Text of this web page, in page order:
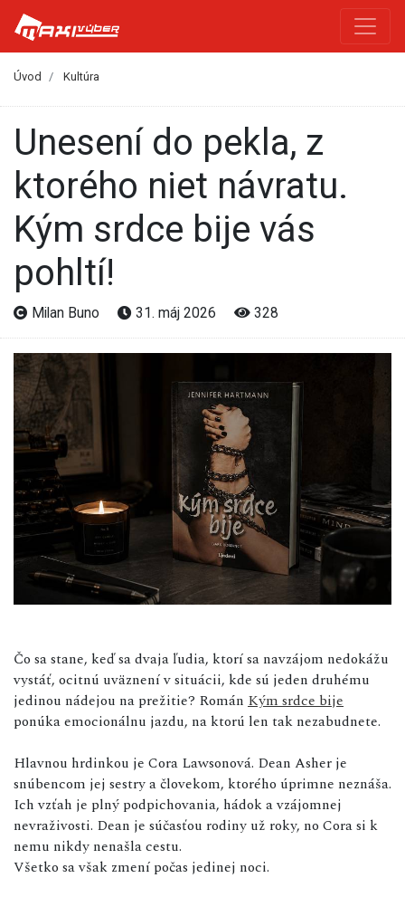
Úvod Kultúra
Unesení do pekla, z
ktorého niet návratu.
Kým srdce bije vás
pohltí!
Milan Buno 31. máj 2026 328
Čo sa stane, keď sa dvaja ľudia, ktorí sa navzájom nedokážu
vystáť, ocitnú uväznení v situácii, kde sú jeden druhému
jedinou nádejou na prežitie? Román Kým srdce bije
ponúka emocionálnu jazdu, na ktorú len tak nezabudnete.
Hlavnou hrdinkou je Cora Lawsonová. Dean Asher je
snúbencom jej sestry a človekom, ktorého úprimne neznáša.
Ich vzťah je plný podpichovania, hádok a vzájomnej
nevraživosti. Dean je súčasťou rodiny už roky, no Cora si k
nemu nikdy nenašla cestu.
Všetko sa však zmení počas jedinej noci.